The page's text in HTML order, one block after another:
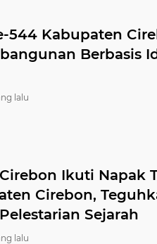
544 Kabupaten
Berbasis
lalu
Ikuti Napak
Cirebon,
Sejarah
lalu